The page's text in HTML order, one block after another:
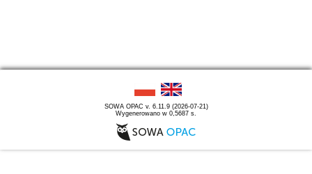
SOWA OPAC v. 6.11.9 (2026-07-21)
Wygenerowano w 0,5687 s.